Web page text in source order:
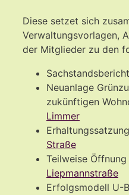
Diese setzet sich
Verwaltungsvorlagen,
der Mitglieder zu den
Sachstandsbericht
Neuanlage
zukünftigen
Limmer
Straße
Teilweise
Liepmannstraße
Erfolgsmodell U-